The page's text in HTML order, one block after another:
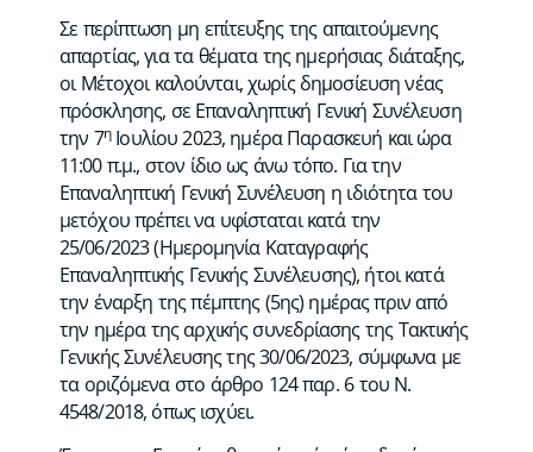
Σε περίπτωση μη επίτευξης της απαιτούμενης
απαρτίας, για τα θέματα της ημερήσιας διάταξης,
οι Μέτοχοι καλούνται, χωρίς δημοσίευση νέας
πρόσκλησης, σε Επαναληπτική Γενική Συνέλευση
την 7ηΙουλίου 2023, ημέρα Παρασκευή και ώρα
11:00 π.μ., στον ίδιο ως άνω τόπο. Για την
Επαναληπτική Γενική Συνέλευση η ιδιότητα του
μετόχου πρέπει να υφίσταται κατά την
25/06/2023 (Ημερομηνία Καταγραφής
Επαναληπτικής Γενικής Συνέλευσης), ήτοι κατά
την έναρξη της πέμπτης (5ης) ημέρας πριν από
την ημέρα της αρχικής συνεδρίασης της Τακτικής
Γενικής Συνέλευσης της 30/06/2023, σύμφωνα με
τα οριζόμενα στο άρθρο 124 παρ. 6 του Ν.
4548/2018, όπως ισχύει.